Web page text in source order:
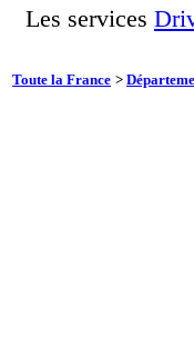
Les services
Toute la France >